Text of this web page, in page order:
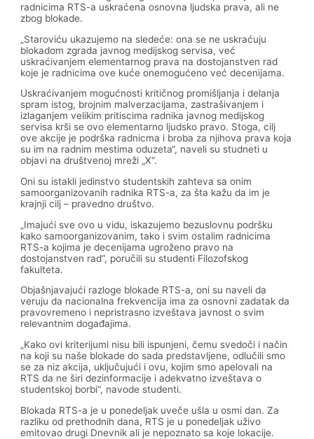
radnicima RTS-a uskraćena osnovna ljudska prava, ali ne
zbog blokade.
„Staroviću ukazujemo na sledeće: ona se ne uskraćuju
blokadom zgrada javnog medijskog servisa, već
uskraćivanjem elementarnog prava na dostojanstven rad
koje je radnicima ove kuće onemogućeno već decenijama.
Uskraćivanjem mogućnosti kritičnog promišljanja i delanja
spram istog, brojnim malverzacijama, zastrašivanjem i
izlaganjem velikim pritiscima radnika javnog medijskog
servisa krši se ovo elementarno ljudsko pravo. Stoga, cilj
ove akcije je podrška radnicma i broba za njihova prava koja
su im na radnim mestima oduzeta“, naveli su studneti u
objavi na društvenoj mreži „X“.
Oni su istakli jedinstvo studentskih zahteva sa onim
samoorganizovanih radnika RTS-a, za šta kažu da im je
krajnji cilj – pravedno društvo.
„Imajući sve ovo u vidu, iskazujemo bezuslovnu podršku
kako samoorganizovanim, tako i svim ostalim radnicima
RTS-a kojima je decenijama ugroženo pravo na
dostojanstven rad“, poručili su studenti Filozofskog
fakulteta.
Objašnjavajući razloge blokade RTS-a, oni su naveli da
veruju da nacionalna frekvencija ima za osnovni zadatak da
pravovremeno i nepristrasno izveštava javnost o svim
relevantnim događajima.
„Kako ovi kriterijumi nisu bili ispunjeni, čemu svedoči i način
na koji su naše blokade do sada predstavljene, odlučili smo
se za niz akcija, uključujući i ovu, kojim smo apelovali na
RTS da ne širi dezinformacije i adekvatno izveštava o
studentskoj borbi“, navode studenti.
Blokada RTS-a je u ponedeljak uveče ušla u osmi dan. Za
razliku od prethodnih dana, RTS je u ponedeljak uživo
emitovao drugi Dnevnik ali je nepoznato sa koje lokacije.